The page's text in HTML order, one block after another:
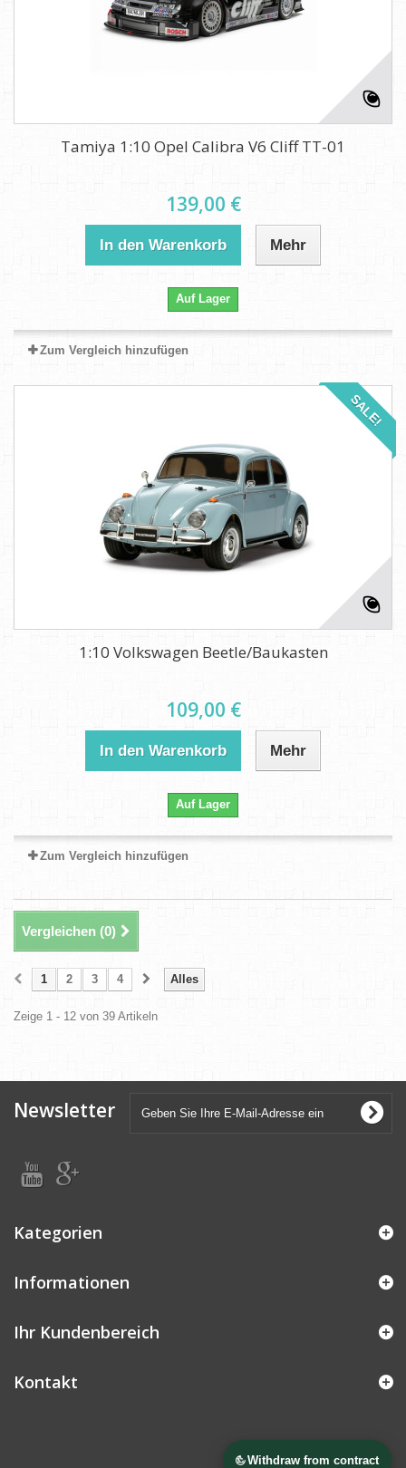
Tamiya 1:10 Opel Calibra V6 Cliff TT-01
139,00 €
In den Warenkorb Mehr
Auf Lager
Zum Vergleich hinzufügen
SALE!
1:10 Volkswagen Beetle/Baukasten
109,00 €
In den Warenkorb Mehr
Auf Lager
Zum Vergleich hinzufügen
Vergleichen (0)
Alles
1 2 3 4
Zeige 1 - 12 von 39 Artikeln
Newsletter
Kategorien
Informationen
Ihr Kundenbereich
Kontakt